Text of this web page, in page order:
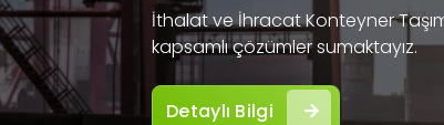
İthalat ve İhracat Konteyner
kapsamlı çözümler sumaktayız.
Detaylı Bilgi